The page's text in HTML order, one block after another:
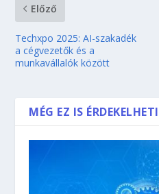
Előző
Techxpo 2025: AI-szakadék
a cégvezetők és a
munkavállalók között
MÉG EZ IS ÉRDEKELHETI